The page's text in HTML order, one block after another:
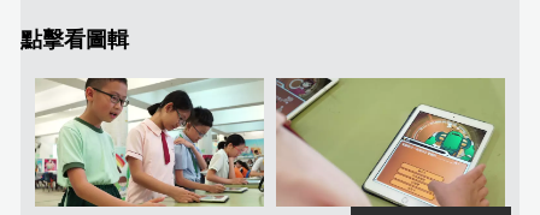
點擊看圖輯